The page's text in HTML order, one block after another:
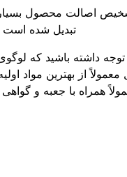
اصالت محصول بسیار
تبدیل شده است
توجه داشته باشید که
معمولاً از بهترین
همراه با جعبه و